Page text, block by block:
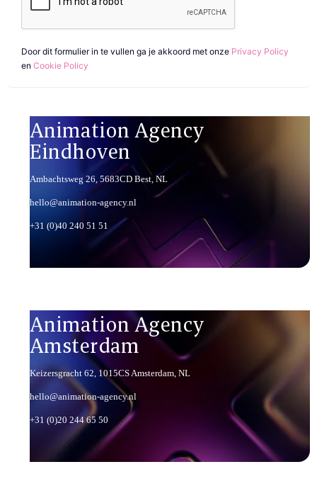
Animation Agency
Eindhoven
Ambachtsweg 26, 5683CD Best, NL
hello@animation-agency.nl
+31 (0)40 240 51 51
Animation Agency
Amsterdam
Keizersgracht 62, 1015CS Amsterdam, NL
hello@animation-agency.nl
+31 (0)20 244 65 50
Door dit formulier in te vullen ga je akkoord met onze Privacy Policy
en Cookie Policy